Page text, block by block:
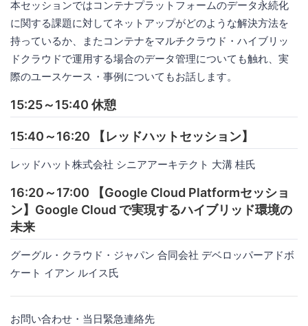
本セッションではコンテナプラットフォームのデータ永続化
に関する課題に対してネットアップがどのような解決方法を
持っているか、またコンテナをマルチクラウド・ハイブリッ
ドクラウドで運用する場合のデータ管理についても触れ、実
際のユースケース・事例についてもお話します。
15:25～15:40 休憩
15:40～16:20 【レッドハットセッション】
レッドハット株式会社 シニアアーキテクト 大溝 桂氏
16:20～17:00 【Google Cloud Platformセッショ
ン】Google Cloud で実現するハイブリッド環境の
未来
グーグル・クラウド・ジャパン 合同会社 デベロッパーアドボ
ケート イアン ルイス氏
お問い合わせ・当日緊急連絡先